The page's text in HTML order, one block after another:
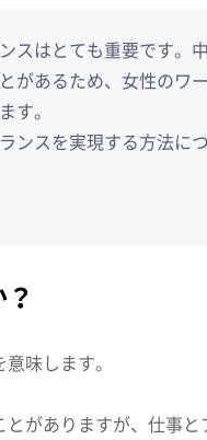
スはとても重要です。
があるため、女性のワ
す。
スを実現する方法に
意味します。
がありますが、仕事